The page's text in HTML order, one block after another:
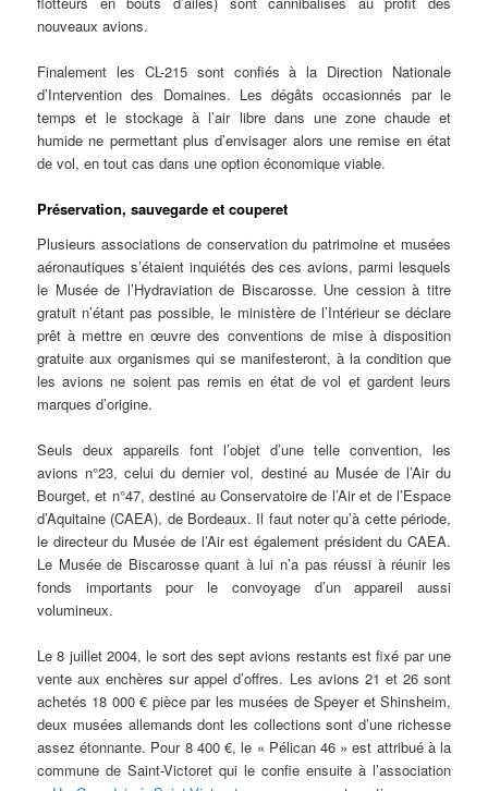
nouveaux avions.
Finalement les CL-215 sont confiés à la Direction Nationale
d’Intervention des Domaines. Les dégâts occasionnés par le
temps et le stockage à l’air libre dans une zone chaude et
humide ne permettant plus d’envisager alors une remise en état
de vol, en tout cas dans une option économique viable.
Préservation, sauvegarde et couperet
Plusieurs associations de conservation du patrimoine et musées
aéronautiques s’étaient inquiétés des ces avions, parmi lesquels
le Musée de l’Hydraviation de Biscarosse. Une cession à titre
gratuit n’étant pas possible, le ministère de l’Intérieur se déclare
prêt à mettre en œuvre des conventions de mise à disposition
gratuite aux organismes qui se manifesteront, à la condition que
les avions ne soient pas remis en état de vol et gardent leurs
marques d’origine.
Seuls deux appareils font l’objet d’une telle convention, les
avions n°23, celui du dernier vol, destiné au Musée de l’Air du
Bourget, et n°47, destiné au Conservatoire de l’Air et de l’Espace
d’Aquitaine (CAEA), de Bordeaux. Il faut noter qu’à cette période,
le directeur du Musée de l’Air est également président du CAEA.
Le Musée de Biscarosse quant à lui n’a pas réussi à réunir les
fonds importants pour le convoyage d’un appareil aussi
volumineux.
Le 8 juillet 2004, le sort des sept avions restants est fixé par une
vente aux enchères sur appel d’offres. Les avions 21 et 26 sont
achetés 18 000 € pièce par les musées de Speyer et Shinsheim,
deux musées allemands dont les collections sont d’une richesse
assez étonnante. Pour 8 400 €, le « Pélican 46 » est attribué à la
commune de Saint-Victoret qui le confie ensuite à l’association